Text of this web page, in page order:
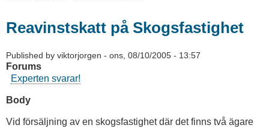
Reavinstskatt på Skogsfastighet
Published by viktorjorgen - ons, 08/10/2005 - 13:57
Forums
Experten svarar!
Body
Vid försäljning av en skogsfastighet där det finns två ägare